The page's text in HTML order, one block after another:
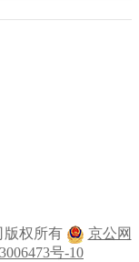
版权所有
京公网
号-10